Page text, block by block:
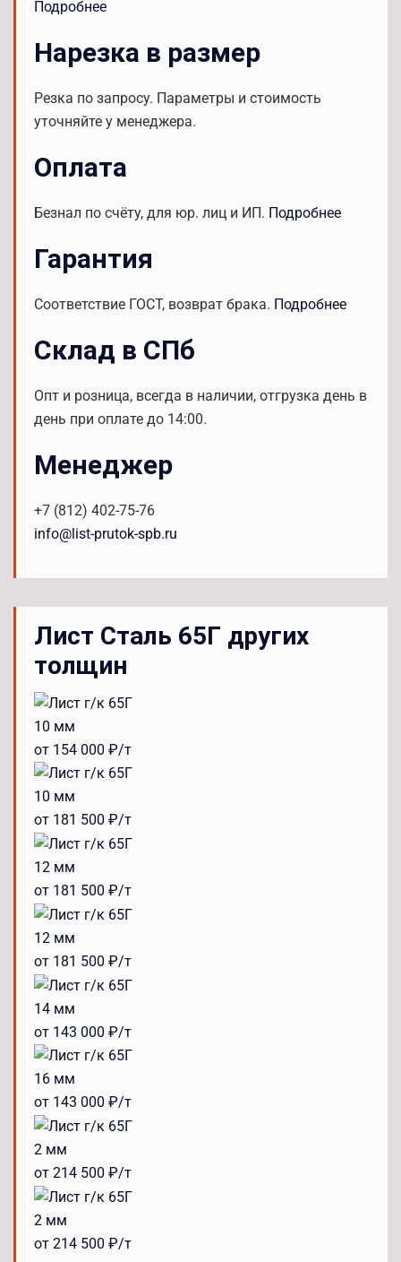
Подробнее
Нарезка в размер
Резка по запросу. Параметры и стоимость
уточняйте у менеджера.
Оплата
Безнал по счёту, для юр. лиц и ИП. Подробнее
Гарантия
Соответствие ГОСТ, возврат брака. Подробнее
Склад в СПб
Опт и розница, всегда в наличии, отгрузка день в
день при оплате до 14:00.
Менеджер
+7 (812) 402-75-76
info@list-prutok-spb.ru
Лист Сталь 65Г других
толщин
10 мм
от 154 000 ₽/т
10 мм
от 181 500 ₽/т
12 мм
от 181 500 ₽/т
12 мм
от 181 500 ₽/т
14 мм
от 143 000 ₽/т
16 мм
от 143 000 ₽/т
2 мм
от 214 500 ₽/т
2 мм
от 214 500 ₽/т